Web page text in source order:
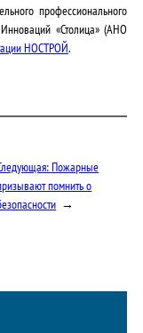
профессионального
«Столица» (АНО
НОСТРОЙ.
Пожарные
помнить о
→